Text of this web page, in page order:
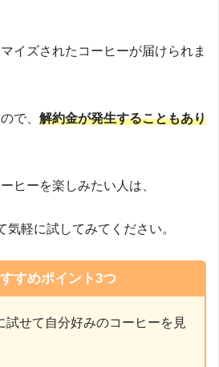
イズされたコーヒーが届けられま
で、 解約金が発生することもあり
ヒーを楽しみたい人は、
気軽に試してみてください。
すめポイント3つ
試せて自分好みのコーヒーを見